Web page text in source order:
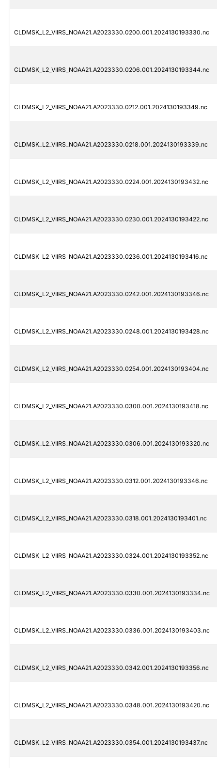
CLDMSK_L2_VIIRS_NOAA21.A2023330.0200.001.2024130193330.nc
CLDMSK_L2_VIIRS_NOAA21.A2023330.0206.001.2024130193344.nc
CLDMSK_L2_VIIRS_NOAA21.A2023330.0212.001.2024130193349.nc
CLDMSK_L2_VIIRS_NOAA21.A2023330.0218.001.2024130193339.nc
CLDMSK_L2_VIIRS_NOAA21.A2023330.0224.001.2024130193432.nc
CLDMSK_L2_VIIRS_NOAA21.A2023330.0230.001.2024130193422.nc
CLDMSK_L2_VIIRS_NOAA21.A2023330.0236.001.2024130193416.nc
CLDMSK_L2_VIIRS_NOAA21.A2023330.0242.001.2024130193346.nc
CLDMSK_L2_VIIRS_NOAA21.A2023330.0248.001.2024130193428.nc
CLDMSK_L2_VIIRS_NOAA21.A2023330.0254.001.2024130193404.nc
CLDMSK_L2_VIIRS_NOAA21.A2023330.0300.001.2024130193418.nc
CLDMSK_L2_VIIRS_NOAA21.A2023330.0306.001.2024130193320.nc
CLDMSK_L2_VIIRS_NOAA21.A2023330.0312.001.2024130193346.nc
CLDMSK_L2_VIIRS_NOAA21.A2023330.0318.001.2024130193401.nc
CLDMSK_L2_VIIRS_NOAA21.A2023330.0324.001.2024130193352.nc
CLDMSK_L2_VIIRS_NOAA21.A2023330.0330.001.2024130193334.nc
CLDMSK_L2_VIIRS_NOAA21.A2023330.0336.001.2024130193403.nc
CLDMSK_L2_VIIRS_NOAA21.A2023330.0342.001.2024130193356.nc
CLDMSK_L2_VIIRS_NOAA21.A2023330.0348.001.2024130193420.nc
CLDMSK_L2_VIIRS_NOAA21.A2023330.0354.001.2024130193437.nc